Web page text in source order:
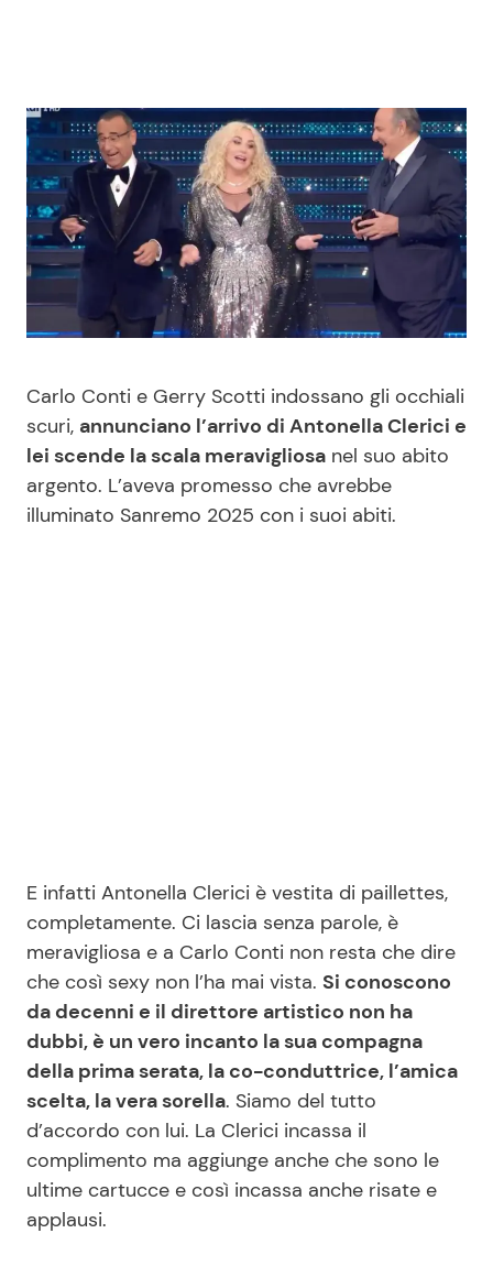
Benessere
Casa
Moda e Style
Mondo Mamma
News benessere
Salute
Viaggi e Turismo
Festività
Cucina e Ricette
Consigli di Cucina
Dolci
Le Ricette in TV
Primi Piatti
Ricette Facili e Veloci
Ricette Feste
Ricette per Bambini
Contattaci
Pubblicità
Carlo Conti e Gerry Scotti indossano gli occhiali
scuri, annunciano l’arrivo di Antonella Clerici e
lei scende la scala meravigliosa nel suo abito
argento. L’aveva promesso che avrebbe
illuminato Sanremo 2025 con i suoi abiti.
E infatti Antonella Clerici è vestita di paillettes,
completamente. Ci lascia senza parole, è
meravigliosa e a Carlo Conti non resta che dire
che così sexy non l’ha mai vista. Si conoscono
da decenni e il direttore artistico non ha
dubbi, è un vero incanto la sua compagna
della prima serata, la co-conduttrice, l’amica
scelta, la vera sorella. Siamo del tutto
d’accordo con lui. La Clerici incassa il
complimento ma aggiunge anche che sono le
ultime cartucce e così incassa anche risate e
applausi.